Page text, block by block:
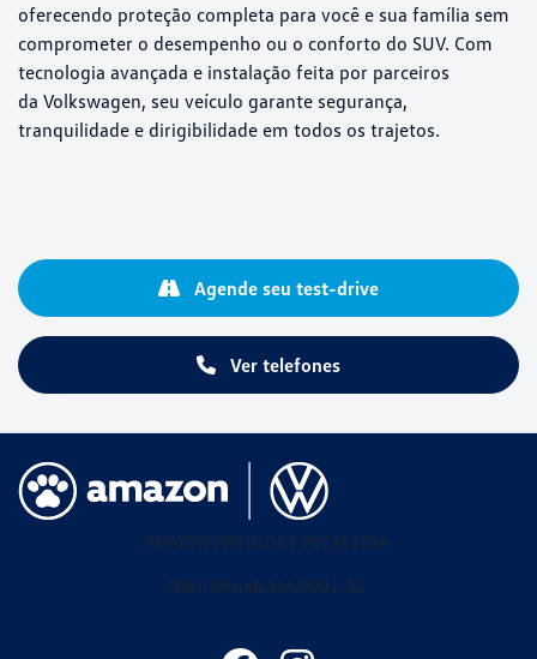
oferecendo proteção completa para você e sua família sem
comprometer o desempenho ou o conforto do SUV. Com
tecnologia avançada e instalação feita por parceiros
da Volkswagen, seu veículo garante segurança,
tranquilidade e dirigibilidade em todos os trajetos.
Ver telefones
Agende seu test-drive
AMAZON VEICULOS E PEÇAS LTDA
CNPJ: 09.448.344/0001-32